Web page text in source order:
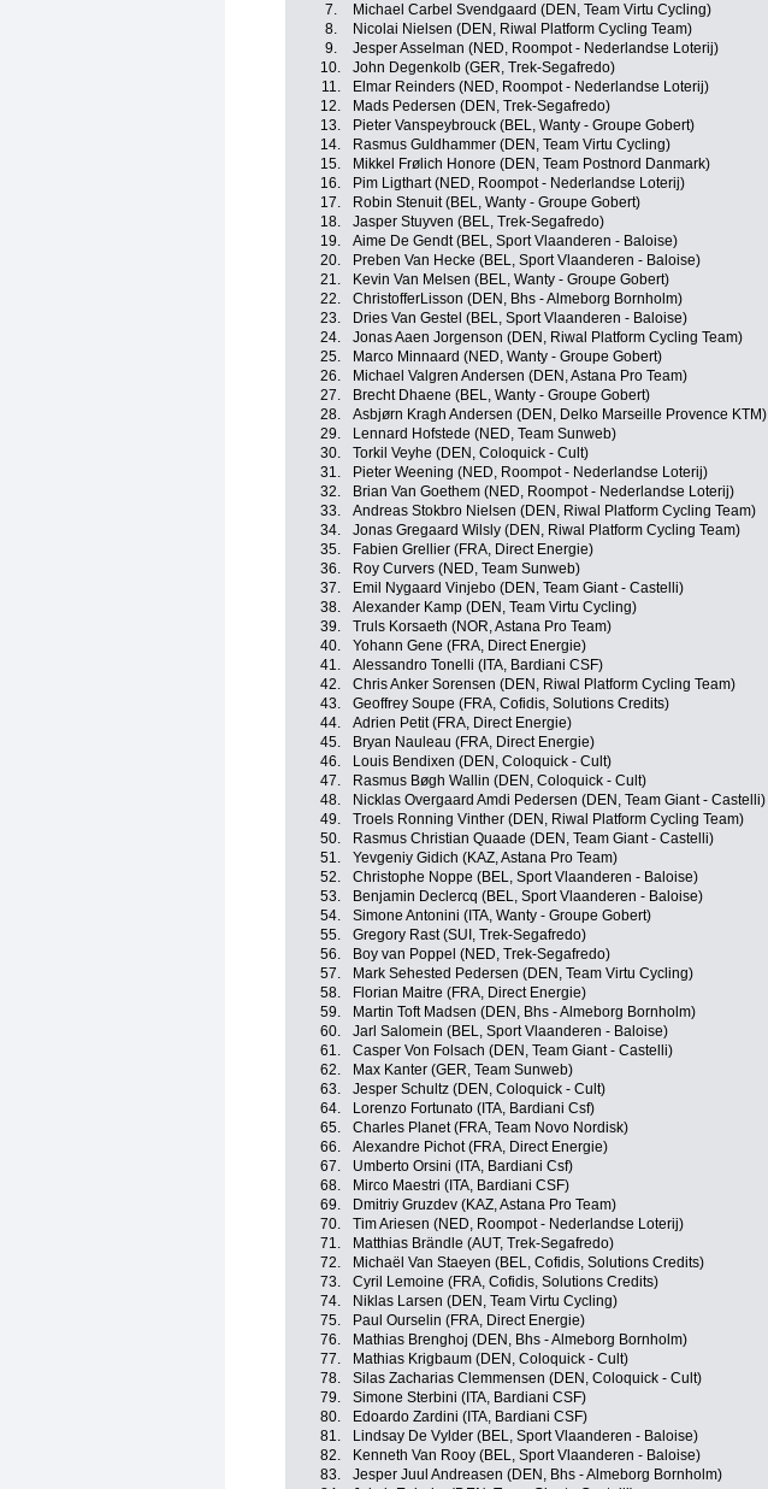
7.
Michael Carbel Svendgaard (DEN, Team Virtu Cycling)
8.
Nicolai Nielsen (DEN, Riwal Platform Cycling Team)
9.
Jesper Asselman (NED, Roompot - Nederlandse Loterij)
10.
John Degenkolb (GER, Trek-Segafredo)
11.
Elmar Reinders (NED, Roompot - Nederlandse Loterij)
12.
Mads Pedersen (DEN, Trek-Segafredo)
13.
Pieter Vanspeybrouck (BEL, Wanty - Groupe Gobert)
14.
Rasmus Guldhammer (DEN, Team Virtu Cycling)
15.
Mikkel Frølich Honore (DEN, Team Postnord Danmark)
16.
Pim Ligthart (NED, Roompot - Nederlandse Loterij)
17.
Robin Stenuit (BEL, Wanty - Groupe Gobert)
18.
Jasper Stuyven (BEL, Trek-Segafredo)
19.
Aime De Gendt (BEL, Sport Vlaanderen - Baloise)
20.
Preben Van Hecke (BEL, Sport Vlaanderen - Baloise)
21.
Kevin Van Melsen (BEL, Wanty - Groupe Gobert)
22.
ChristofferLisson (DEN, Bhs - Almeborg Bornholm)
23.
Dries Van Gestel (BEL, Sport Vlaanderen - Baloise)
24.
Jonas Aaen Jorgenson (DEN, Riwal Platform Cycling Team)
25.
Marco Minnaard (NED, Wanty - Groupe Gobert)
26.
Michael Valgren Andersen (DEN, Astana Pro Team)
27.
Brecht Dhaene (BEL, Wanty - Groupe Gobert)
28.
Asbjørn Kragh Andersen (DEN, Delko Marseille Provence KTM)
29.
Lennard Hofstede (NED, Team Sunweb)
30.
Torkil Veyhe (DEN, Coloquick - Cult)
31.
Pieter Weening (NED, Roompot - Nederlandse Loterij)
32.
Brian Van Goethem (NED, Roompot - Nederlandse Loterij)
33.
Andreas Stokbro Nielsen (DEN, Riwal Platform Cycling Team)
34.
Jonas Gregaard Wilsly (DEN, Riwal Platform Cycling Team)
35.
Fabien Grellier (FRA, Direct Energie)
36.
Roy Curvers (NED, Team Sunweb)
37.
Emil Nygaard Vinjebo (DEN, Team Giant - Castelli)
38.
Alexander Kamp (DEN, Team Virtu Cycling)
39.
Truls Korsaeth (NOR, Astana Pro Team)
40.
Yohann Gene (FRA, Direct Energie)
41.
Alessandro Tonelli (ITA, Bardiani CSF)
42.
Chris Anker Sorensen (DEN, Riwal Platform Cycling Team)
43.
Geoffrey Soupe (FRA, Cofidis, Solutions Credits)
44.
Adrien Petit (FRA, Direct Energie)
45.
Bryan Nauleau (FRA, Direct Energie)
46.
Louis Bendixen (DEN, Coloquick - Cult)
47.
Rasmus Bøgh Wallin (DEN, Coloquick - Cult)
48.
Nicklas Overgaard Amdi Pedersen (DEN, Team Giant - Castelli)
49.
Troels Ronning Vinther (DEN, Riwal Platform Cycling Team)
50.
Rasmus Christian Quaade (DEN, Team Giant - Castelli)
51.
Yevgeniy Gidich (KAZ, Astana Pro Team)
52.
Christophe Noppe (BEL, Sport Vlaanderen - Baloise)
53.
Benjamin Declercq (BEL, Sport Vlaanderen - Baloise)
54.
Simone Antonini (ITA, Wanty - Groupe Gobert)
55.
Gregory Rast (SUI, Trek-Segafredo)
56.
Boy van Poppel (NED, Trek-Segafredo)
57.
Mark Sehested Pedersen (DEN, Team Virtu Cycling)
58.
Florian Maitre (FRA, Direct Energie)
59.
Martin Toft Madsen (DEN, Bhs - Almeborg Bornholm)
60.
Jarl Salomein (BEL, Sport Vlaanderen - Baloise)
61.
Casper Von Folsach (DEN, Team Giant - Castelli)
62.
Max Kanter (GER, Team Sunweb)
63.
Jesper Schultz (DEN, Coloquick - Cult)
64.
Lorenzo Fortunato (ITA, Bardiani Csf)
65.
Charles Planet (FRA, Team Novo Nordisk)
66.
Alexandre Pichot (FRA, Direct Energie)
67.
Umberto Orsini (ITA, Bardiani Csf)
68.
Mirco Maestri (ITA, Bardiani CSF)
69.
Dmitriy Gruzdev (KAZ, Astana Pro Team)
70.
Tim Ariesen (NED, Roompot - Nederlandse Loterij)
71.
Matthias Brändle (AUT, Trek-Segafredo)
72.
Michaël Van Staeyen (BEL, Cofidis, Solutions Credits)
73.
Cyril Lemoine (FRA, Cofidis, Solutions Credits)
74.
Niklas Larsen (DEN, Team Virtu Cycling)
75.
Paul Ourselin (FRA, Direct Energie)
76.
Mathias Brenghoj (DEN, Bhs - Almeborg Bornholm)
77.
Mathias Krigbaum (DEN, Coloquick - Cult)
78.
Silas Zacharias Clemmensen (DEN, Coloquick - Cult)
79.
Simone Sterbini (ITA, Bardiani CSF)
80.
Edoardo Zardini (ITA, Bardiani CSF)
81.
Lindsay De Vylder (BEL, Sport Vlaanderen - Baloise)
82.
Kenneth Van Rooy (BEL, Sport Vlaanderen - Baloise)
83.
Jesper Juul Andreasen (DEN, Bhs - Almeborg Bornholm)